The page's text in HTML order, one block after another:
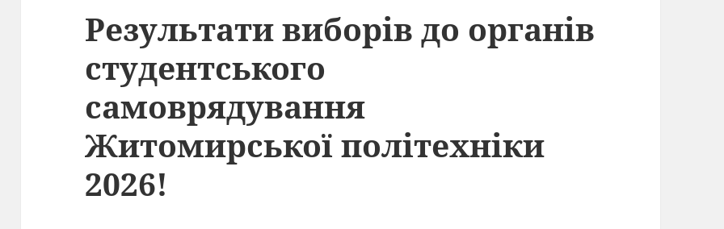
Результати виборів до органів
студентського
самоврядування
Житомирської політехніки
2026!